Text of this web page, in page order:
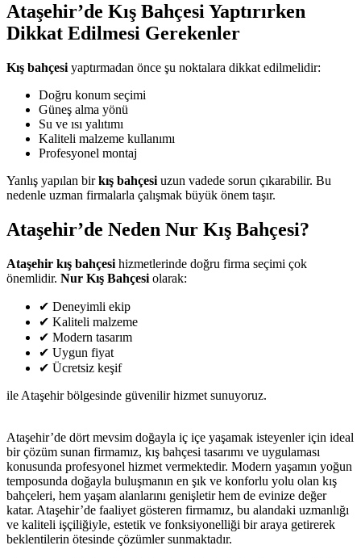
Ataşehir’de Kış Bahçesi Yaptırırken
Dikkat Edilmesi Gerekenler
Kış bahçesi yaptırmadan önce şu noktalara dikkat edilmelidir:
Doğru konum seçimi
Güneş alma yönü
Su ve ısı yalıtımı
Kaliteli malzeme kullanımı
Profesyonel montaj
Yanlış yapılan birkış bahçesi uzun vadede sorun çıkarabilir. Bu
nedenle uzman firmalarla çalışmak büyük önem taşır.
Ataşehir’de Neden Nur Kış Bahçesi?
Ataşehir kış bahçesi hizmetlerinde doğru firma seçimi çok
önemlidir. Nur Kış Bahçesi olarak:
✔ Deneyimli ekip
✔ Kaliteli malzeme
✔ Modern tasarım
✔ Uygun fiyat
✔ Ücretsiz keşif
ile Ataşehir bölgesinde güvenilir hizmet sunuyoruz.
Ataşehir’de dört mevsim doğayla iç içe yaşamak isteyenler için ideal
bir çözüm sunan firmamız, kış bahçesi tasarımı ve uygulaması
konusunda profesyonel hizmet vermektedir. Modern yaşamın yoğun
temposunda doğayla buluşmanın en şık ve konforlu yolu olan kış
bahçeleri, hem yaşam alanlarını genişletir hem de evinize değer
katar. Ataşehir’de faaliyet gösteren firmamız, bu alandaki uzmanlığı
ve kaliteli işçiliğiyle, estetik ve fonksiyonelliği bir araya getirerek
beklentilerin ötesinde çözümler sunmaktadır.